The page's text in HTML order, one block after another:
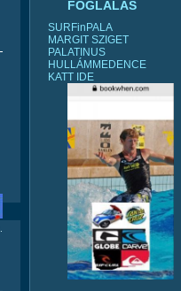
FOGLALÁS
SURFinPALA
MARGIT SZIGET
PALATINUS
HULLÁMMEDENCE
KATT IDE